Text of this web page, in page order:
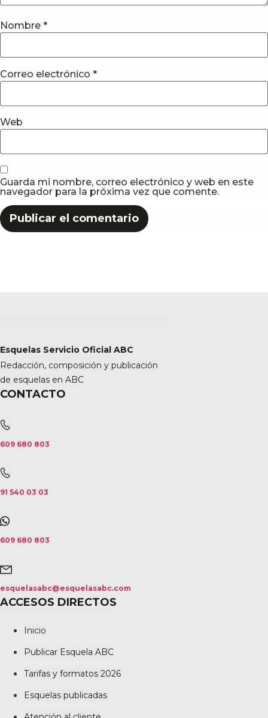
Nombre *
Correo electrónico *
Web
Guarda mi nombre, correo electrónico y web en este
navegador para la próxima vez que comente.
Esquelas Servicio Oficial ABC
Redacción, composición y publicación
de esquelas en ABC
CONTACTO
609 680 803
91 540 03 03
609 680 803
esquelasabc@esquelasabc.com
ACCESOS DIRECTOS
Inicio
Publicar Esquela ABC
Tarifas y formatos 2026
Esquelas publicadas